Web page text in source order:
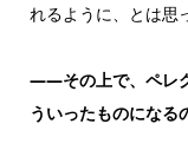
れるように、とは思
——その上で、ペレ
ういったものになる